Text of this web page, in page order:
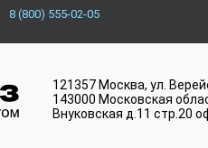
8 (800) 555-02-05
121357 Москва, ул.
143000 Московская
Внуковская д.11 стр.20